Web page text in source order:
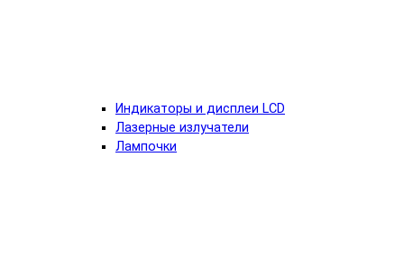
Индикаторы и дисплеи LCD
Лазерные излучатели
Лампочки